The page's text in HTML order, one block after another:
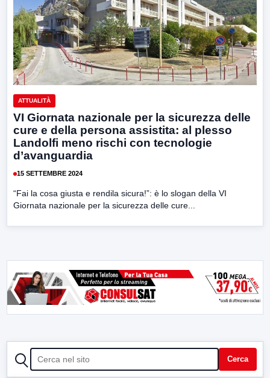
ATTUALITÀ
VI Giornata nazionale per la sicurezza delle
cure e della persona assistita: al plesso
Landolfi meno rischi con tecnologie
d’avanguardia
15 SETTEMBRE 2024
“Fai la cosa giusta e rendila sicura!”: è lo slogan della VI
Giornata nazionale per la sicurezza delle cure...
CERCA Cerca